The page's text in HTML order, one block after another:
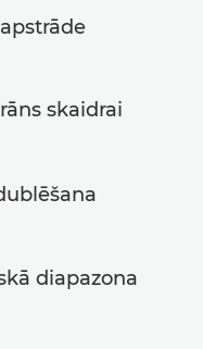
skaidrai
diapazona